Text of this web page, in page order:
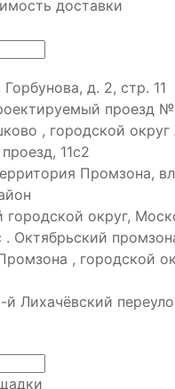
доставки
д. 2, стр. 11
проезд
, городской
11с2
Промзона,
городской округ,
. Октябрьский
, городской
й Лихачёвский